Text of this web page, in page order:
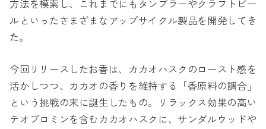
方法を模索し、これまでにもタンブラーやクラフトビー
ルといったさまざまなアップサイクル製品を開発してき
た。
今回リリースしたお香は、カカオハスクのロースト感を
活かしつつ、カカオの香りを維持する「香原料の調合」
という挑戦の末に誕生したもの。リラックス効果の高い
テオブロミンを含むカカオハスクに、サンダルウッドや